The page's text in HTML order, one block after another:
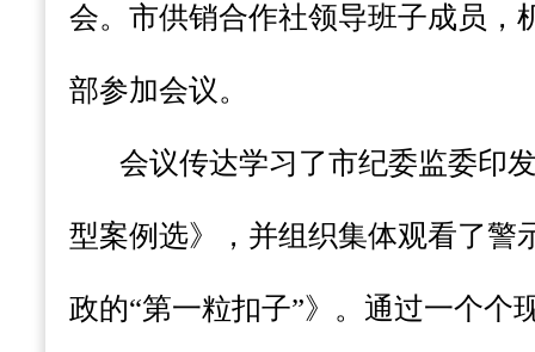
会。市供销合作社领导班子成员，
部参加会议。
会议传达学习了市纪委监委印
型案例选》，并组织集体观看了警
政的“第一粒扣子”》。通过一个个